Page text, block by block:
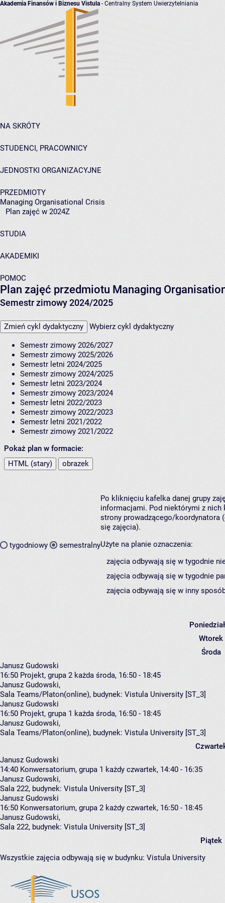
Akademia Finansów i Biznesu Vistula - Centralny System Uwierzytelniania
NA SKRÓTY
STUDENCI, PRACOWNICY
JEDNOSTKI ORGANIZACYJNE
PRZEDMIOTY
Managing Organisational Crisis
Plan zajęć w 2024Z
STUDIA
AKADEMIKI
POMOC
Plan zajęć przedmiotu Managing
Semestr zimowy 2024/2025
Zmień cykl dydaktyczny Wybierz cykl dydaktyczny
Semestr zimowy 2026/2027
Semestr zimowy 2025/2026
Semestr letni 2024/2025
Semestr zimowy 2024/2025
Semestr letni 2023/2024
Semestr zimowy 2023/2024
Semestr letni 2022/2023
Semestr zimowy 2022/2023
Semestr letni 2021/2022
Semestr zimowy 2021/2022
Pokaż plan w formacie:
HTML (stary)
obrazek
tygodniowy semestralny
Po kliknięciu kafelka danej grupy
informacjami. Pod niektórymi z nich
strony prowadzącego/koordynatora
się zajęcia).
Użyte na planie oznaczenia:
zajęcia odbywają się w tygodnie
zajęcia odbywają się w tygodnie
zajęcia odbywają się w inny
Wtorek
Środa
Janusz Gudowski
16:50 Projekt, grupa 2 każda środa, 16:50 - 18:45
Janusz Gudowski,
Sala Teams/Platon(online), budynek: Vistula University [ST_3]
Janusz Gudowski
16:50 Projekt, grupa 1 każda środa, 16:50 - 18:45
Janusz Gudowski,
Sala Teams/Platon(online), budynek: Vistula University [ST_3]
Janusz Gudowski
14:40 Konwersatorium, grupa 1 każdy czwartek, 14:40 - 16:35
Janusz Gudowski,
Sala 222, budynek: Vistula University [ST_3]
Janusz Gudowski
16:50 Konwersatorium, grupa 2 każdy czwartek, 16:50 - 18:45
Janusz Gudowski,
Sala 222, budynek: Vistula University [ST_3]
Piątek
Wszystkie zajęcia odbywają się w budynku: Vistula University